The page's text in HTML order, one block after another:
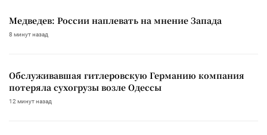
Медведев: России наплевать на мнение Запада
8 минут назад
Обслуживавшая гитлеровскую Германию компания
потеряла сухогрузы возле Одессы
12 минут назад